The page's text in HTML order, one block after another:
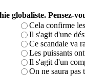
globaliste. Pensez-
Cela confirme
Il s'agit d'une
Ce scandale va
Les puissants
Il s'agit d'un
On ne saura pas